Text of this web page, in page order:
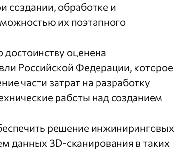
создании, обработке и
их поэтапного
достоинству оценена
Российской Федерации, которое
части затрат на разработку
работы над созданием
решение инжиниринговых
данных 3D-сканирования в таких